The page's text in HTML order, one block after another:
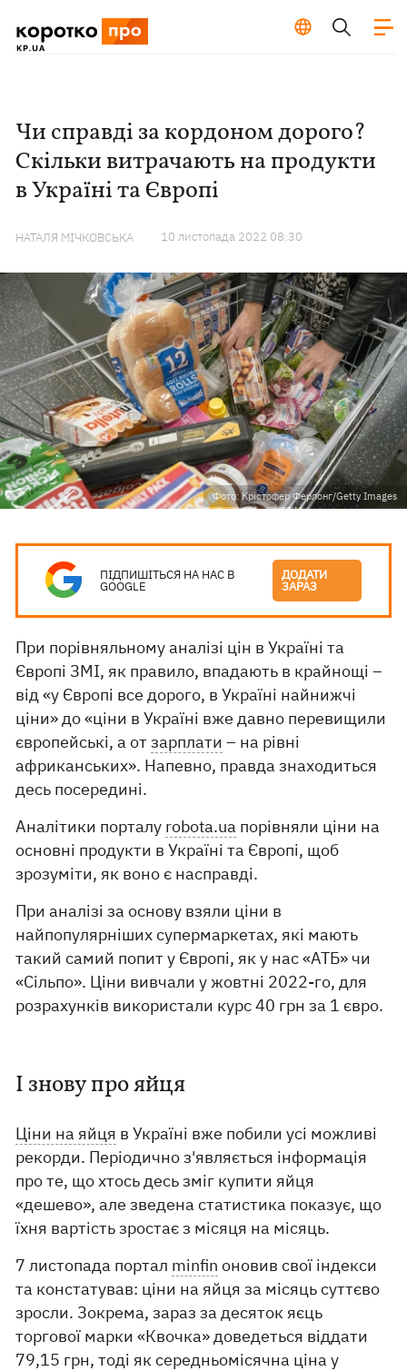
Чи справді за кордоном дорого?
Скільки витрачають на продукти
в Україні та Європі
НАТАЛЯ МІЧКОВСЬКА 10 листопада 2022 08:30
Фото: Крістофер Ферлонг/Getty Images
ПІДПИШІТЬСЯ НА НАС В
GOOGLE
ДОДАТИ
ЗАРАЗ
При порівняльному аналізі цін в Україні та
Європі ЗМІ, як правило, впадають в крайнощі –
від «у Європі все дорого, в Україні найнижчі
ціни» до «ціни в Україні вже давно перевищили
європейські, а отзарплати – на рівні
африканських». Напевно, правда знаходиться
десь посередині.
Аналітики порталу robota.ua порівняли ціни на
основні продукти в Україні та Європі, щоб
зрозуміти, як воно є насправді.
При аналізі за основу взяли ціни в
найпопулярніших супермаркетах, які мають
такий самий попит у Європі, як у нас «АТБ» чи
«Сільпо». Ціни вивчали у жовтні 2022-го, для
розрахунків використали курс 40 грн за 1 євро.
І знову про яйця
Ціни на яйця в Україні вже побили усі можливі
рекорди. Періодично з'являється інформація
про те, що хтось десь зміг купити яйця
«дешево», але зведена статистика показує, що
їхня вартість зростає з місяця на місяць.
7 листопада портал minfin оновив свої індекси
та констатував: ціни на яйця за місяць суттєво
зросли. Зокрема, зараз за десяток яєць
торгової марки «Квочка» доведеться віддати
79,15 грн, тоді як середньомісячна ціна у